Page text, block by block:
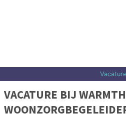
Vacature
VACATURE BIJ